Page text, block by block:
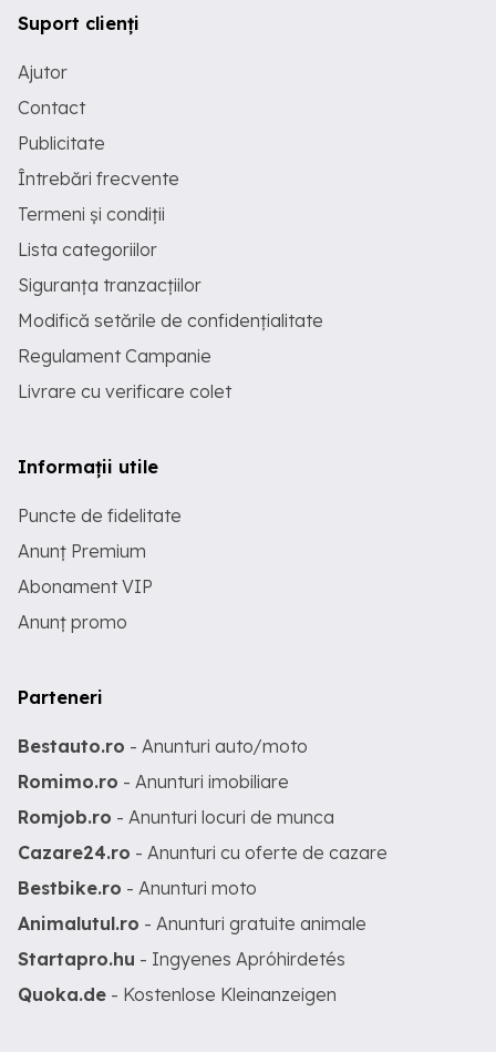
Suport clienți
Ajutor
Contact
Publicitate
Întrebări frecvente
Termeni și condiții
Lista categoriilor
Siguranța tranzacțiilor
Modifică setările de confidențialitate
Regulament Campanie
Livrare cu verificare colet
Informații utile
Puncte de fidelitate
Anunț Premium
Abonament VIP
Anunț promo
Parteneri
Bestauto.ro - Anunturi auto/moto
Romimo.ro - Anunturi imobiliare
Romjob.ro - Anunturi locuri de munca
Cazare24.ro - Anunturi cu oferte de cazare
Bestbike.ro - Anunturi moto
Animalutul.ro - Anunturi gratuite animale
Startapro.hu - Ingyenes Apróhirdetés
Quoka.de - Kostenlose Kleinanzeigen